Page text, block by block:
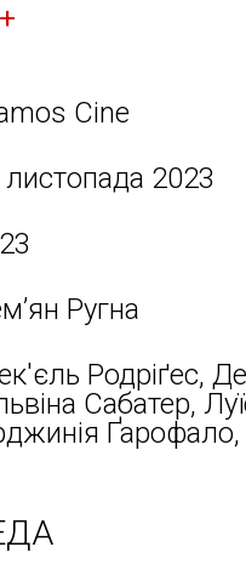
Cine
листопада 2023
Ругна
Родріґес,
Сабатер,
Ґарофало,